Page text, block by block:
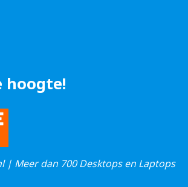
hoogte!
| Meer dan 700 Desktops en Laptops